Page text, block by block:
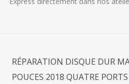
RÉPARATION DISQUE DUR
POUCES 2018 QUATRE